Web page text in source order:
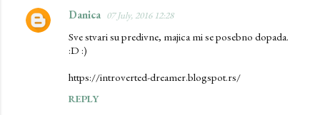
Danica 07 July, 2016 12:28
Sve stvari su predivne, majica mi se posebno dopada.
:D :)
https://introverted-dreamer.blogspot.rs/
REPLY